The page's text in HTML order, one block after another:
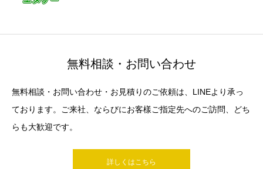
無料相談・お問い合わせ
無料相談・お問い合わせ・お見積りのご依頼は、LINEより承っ
ております。ご来社、ならびにお客樣ご指定先へのご訪問、どち
らも大歓迎です。
詳しくはこちら